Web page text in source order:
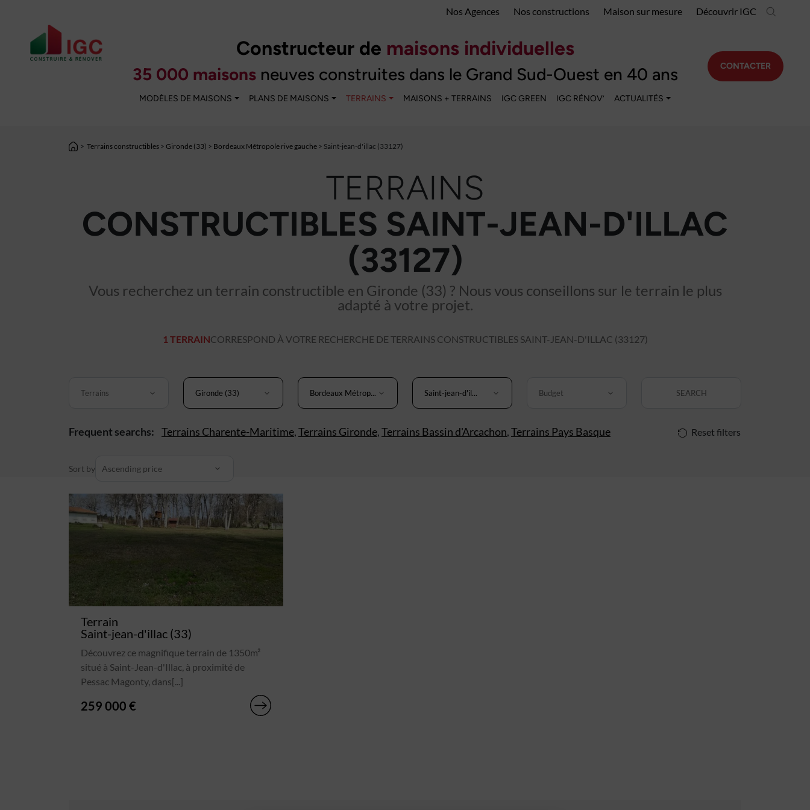
Nos Agences Nos constructions Maison sur mesure Découvrir IGC
Constructeur de maisons individuelles
35 000 maisonsneuves construites dans le Grand Sud-Ouest en 40 ans
MODÈLES DE MAISONS PLANS DE MAISONS TERRAINS MAISONS + TERRAINS IGC GREEN IGC RÉNOV’ ACTUALITÉS
CONTACTER
> Terrains constructibles > Gironde (33) > Bordeaux Métropole rive gauche > Saint-jean-d'illac (33127)
TERRAINS
CONSTRUCTIBLES SAINT-JEAN-D'ILLAC
(33127)
Vous recherchez un terrain constructible en Gironde (33) ? Nous vous conseillons sur le terrain le plus
adapté à votre projet.
1 TERRAINCORRESPOND À VOTRE RECHERCHE DE TERRAINS CONSTRUCTIBLES SAINT-JEAN-D'ILLAC (33127)
Terrains Gironde (33) Bordeaux Métrop... Saint-jean-d'il... Budget SEARCH
Frequent searchs: Terrains Charente-Maritime,Terrains Gironde,Terrains Bassin d'Arcachon,Terrains Pays Basque Reset filters
Sort by Ascending price
Terrain
Saint-jean-d'illac (33)
Découvrez ce magnifique terrain de 1350m²
situé à Saint-Jean-d'Illac, à proximité de
Pessac Magonty, dans[...]
259 000 €